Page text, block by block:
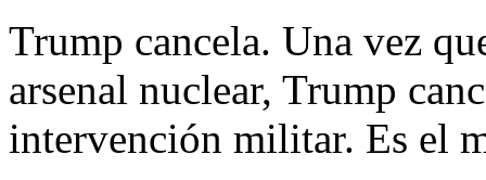
Trump cancela. Una vez
arsenal nuclear, Trump
intervención militar. Es el